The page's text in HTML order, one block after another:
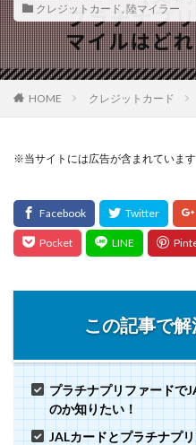
クレジットカード, 陸マイラー
HOME クレジットカード
※当サイトには広告が含まれています
この記事で
プラチナプリファードで
のか知りたい！
JALカードとプラチナプ